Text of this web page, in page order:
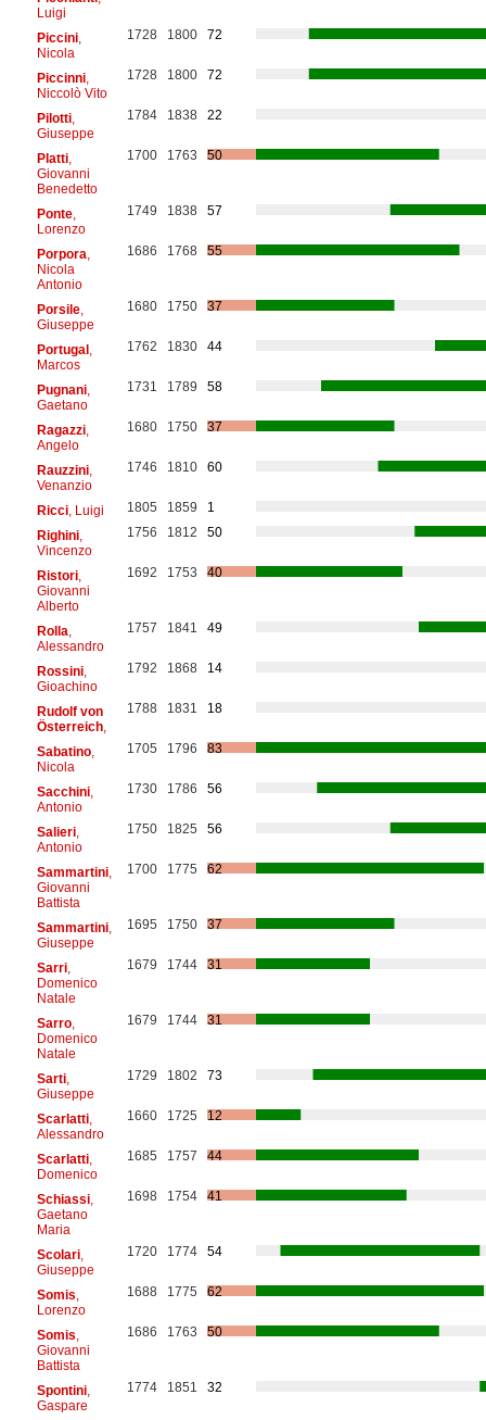
Luigi
Piccini,
Nicola
1728 1800 72
Piccinni,
Niccolò Vito
1728 1800 72
Pilotti,
Giuseppe
1784 1838 22
Platti,
Giovanni
Benedetto
1700 1763 50
Ponte,
Lorenzo
1749 1838 57
Porpora
Nicola
Antonio
1686 1768 55
Porsile,
Giuseppe
1680 1750 37
Portugal,
Marcos
1762 1830 44
Pugnani,
Gaetano
1731 1789 58
Ragazzi,
Angelo
1680 1750 37
Rauzzini,
Venanzio
1746 1810 60
Ricci, Luigi 1805 1859
1
Righini,
Vincenzo
1756 1812 50
Ristori,
Giovanni
Alberto
1692 1753 40
Rolla
Alessandro
1757 1841 49
Rossini,
Gioachino
1792 1868 14
Rudolf von
Österreich,
1788 1831 18
Sabatino,
Nicola
1705 1796 83
Sacchini,
Antonio
1730 1786 56
Salieri,
Antonio
1750 1825 56
Sammartini,
Giovanni
Battista
1700 1775 62
Sammartini,
Giuseppe
1695 1750 37
Sarri,
Domenico
Natale
1679 1744 31
Sarro,
Domenico
Natale
1679 1744 31
Sarti,
Giuseppe
1729 1802 73
Scarlatti,
Alessandro
1660 1725 12
Scarlatti,
Domenico
1685 1757 44
Schiassi,
Gaetano
Maria
1698 1754 41
Scolari,
Giuseppe
1720 1774 54
Somis
Lorenzo
1688 1775 62
Somis
Giovanni
Battista
1686 1763 50
Spontini,
Gaspare
1774 1851 32